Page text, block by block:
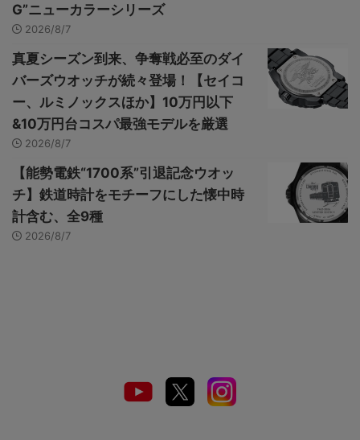
G”ニューカラーシリーズ
2026/8/7
真夏シーズン到来、争奪戦必至のダイ
バーズウオッチが続々登場！【セイコ
ー、ルミノックスほか】10万円以下
&10万円台コスパ最強モデルを厳選
2026/8/7
【能勢電鉄“1700系”引退記念ウオッ
チ】鉄道時計をモチーフにした懐中時
計含む、全9種
2026/8/7